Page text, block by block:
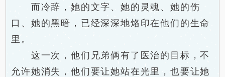
而冷辞，她的文字、她的灵魂、她的伤
口、她的黑暗，已经深深地烙印在他们的生命
里。
这一次，他们兄弟俩有了医治的目标，不
允许她消失，他们要让她站在光里，也要让她